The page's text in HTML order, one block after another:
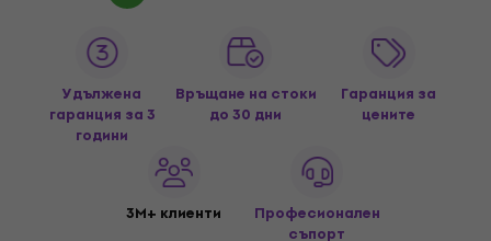
Удължена
гаранция за 3
години
Връщане на стоки
до 30 дни
Гаранция за
цените
3M+ клиенти
Професионален
съпорт